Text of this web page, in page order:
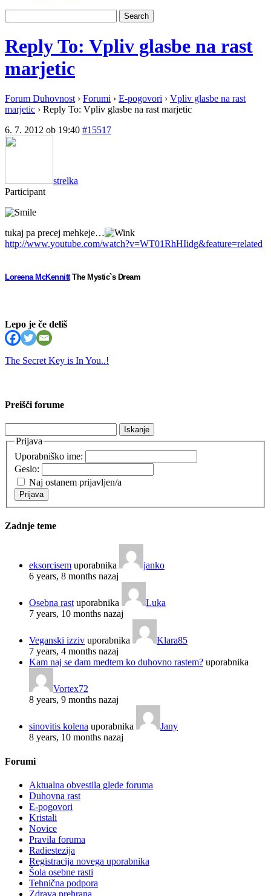
Reply To: Vpliv glasbe na rast
marjetic
Forum Duhovnost › Forumi › E-pogovori › Vpliv glasbe na rast
marjetic › Reply To: Vpliv glasbe na rast marjetic
6. 7. 2012 ob 19:40 #15517
strelka
Participant
tukaj pa precej mehkeje…
http://www.youtube.com/watch?v=WT01RhHIidg&feature=related
Loreena McKennittThe Mystic`s Dream
Lepo je če deliš
The Secret Key is In You..!
Preišči forume
Prijava
Uporabniško ime:
Geslo:
Naj ostanem prijavljen/a
Prijava
Zadnje teme
eksorcisem uporabnika
janko
6 years, 8 months nazaj
Osebna rast uporabnika
Luka
7 years, 10 months nazaj
Veganski izziv uporabnika
Klara85
7 years, 4 months nazaj
Kam naj se dam medtem ko duhovno rastem? uporabnika
Vortex72
8 years, 9 months nazaj
sinovitis kolena uporabnika
Jany
8 years, 10 months nazaj
Forumi
Aktualna obvestila glede foruma
Duhovna rast
E-pogovori
Kristali
Novice
Pravila foruma
Radiestezija
Registracija novega uporabnika
Šola osebne rasti
Tehnična podpora
Zdrava prehrana